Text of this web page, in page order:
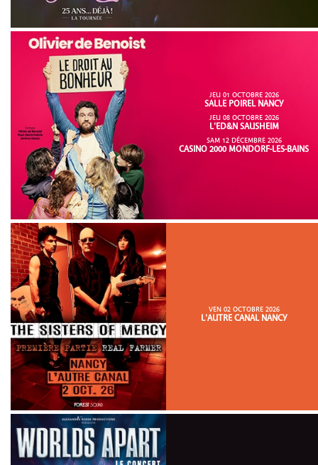
JEU 01 OCTOBRE 2026
SALLE POIREL NANCY
JEU 08 OCTOBRE 2026
L'ED&N SAUSHEIM
SAM 12 DÉCEMBRE 2026
CASINO 2000 MONDORF-LES-BAINS
VEN 02 OCTOBRE 2026
L'AUTRE CANAL NANCY